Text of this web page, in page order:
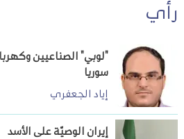
رأي
"لوبي" الصناعيين
سوريا
إياد الجعفري
إيران الوصيّة على الأسد